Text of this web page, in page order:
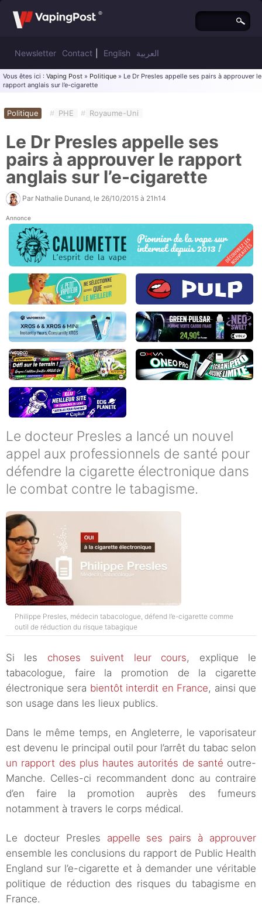
Newsletter Contact English العربية
Vous êtes ici : Vaping Post » Politique » Le Dr Presles appelle ses pairs à approuver le
rapport anglais sur l’e-cigarette
Politique # PHE # Royaume-Uni
Le Dr Presles appelle ses
pairs à approuver le rapport
anglais sur l’e-cigarette
Par Nathalie Dunand , le 26/10/2015 à 21h14
Annonce
Le docteur Presles a lancé un nouvel
appel aux professionnels de santé pour
défendre la cigarette électronique dans
le combat contre le tabagisme.
Philippe Presles, médecin tabacologue, défend l’e-cigarette comme
outil de réduction du risque tabagique
Si les choses suivent leur cours, explique le
tabacologue, faire la promotion de la cigarette
électronique sera bientôt interdit en France, ainsi que
son usage dans les lieux publics.
Dans le même temps, en Angleterre, le vaporisateur
est devenu le principal outil pour l’arrêt du tabac selon
un rapport des plus hautes autorités de santé outre-
Manche. Celles-ci recommandent donc au contraire
d’en faire la promotion auprès des fumeurs
notamment à travers le corps médical.
Le docteur Presles appelle ses pairs à approuver
ensemble les conclusions du rapport de Public Health
England sur l’e-cigarette et à demander une véritable
politique de réduction des risques du tabagisme en
France.